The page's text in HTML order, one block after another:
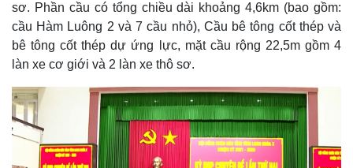
sơ. Phần cầu có tổng chiều dài khoảng 4,6km (bao gồm:
cầu Hàm Luông 2 và 7 cầu nhỏ), Cầu bê tông cốt thép và
bê tông cốt thép dự ứng lực, mặt cầu rộng 22,5m gồm 4
làn xe cơ giới và 2 làn xe thô sơ.